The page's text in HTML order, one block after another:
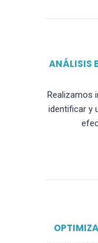
ANÁLISIS
Realizamos
identificar y